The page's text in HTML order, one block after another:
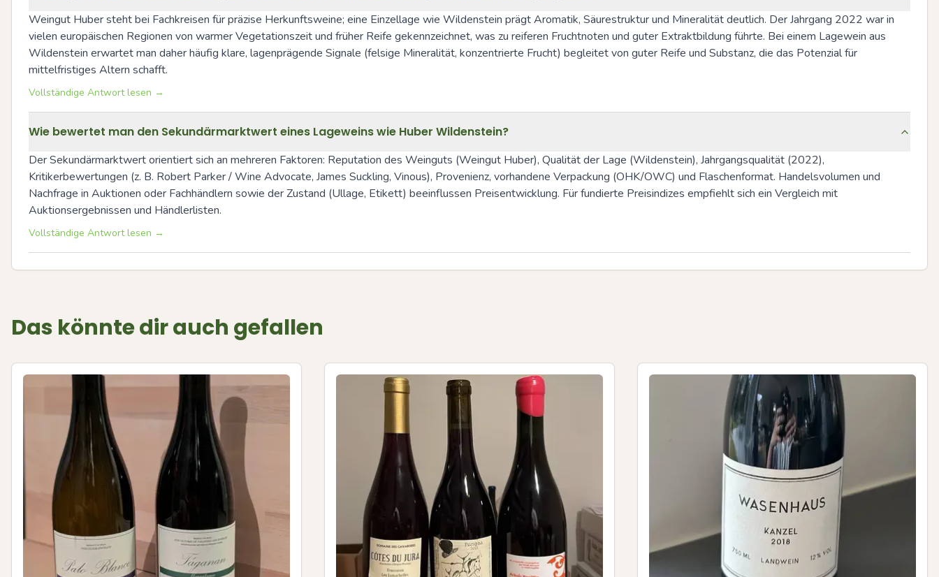
Weingut Huber steht bei Fachkreisen für präzise Herkunftsweine; eine Einzellage wie Wildenstein prägt Aromatik, Säurestruktur und Mineralität deutlich. Der Jahrgang 2022 war in
vielen europäischen Regionen von warmer Vegetationszeit und früher Reife gekennzeichnet, was zu reiferen Fruchtnoten und guter Extraktbildung führte. Bei einem Lagewein aus
Wildenstein erwartet man daher häufig klare, lagenprägende Signale (felsige Mineralität, konzentrierte Frucht) begleitet von guter Reife und Substanz, die das Potenzial für
mittelfristiges Altern schafft.
Vollständige Antwort lesen →
Wie bewertet man den Sekundärmarktwert eines Lageweins wie Huber Wildenstein?
Der Sekundärmarktwert orientiert sich an mehreren Faktoren: Reputation des Weinguts (Weingut Huber), Qualität der Lage (Wildenstein), Jahrgangsqualität (2022),
Kritikerbewertungen (z. B. Robert Parker / Wine Advocate, James Suckling, Vinous), Provenienz, vorhandene Verpackung (OHK/OWC) und Flaschenformat. Handelsvolumen und
Nachfrage in Auktionen oder Fachhändlern sowie der Zustand (Ullage, Etikett) beeinflussen Preisentwicklung. Für fundierte Preisindizes empfiehlt sich ein Vergleich mit
Auktionsergebnissen und Händlerlisten.
Vollständige Antwort lesen →
Das könnte dir auch gefallen